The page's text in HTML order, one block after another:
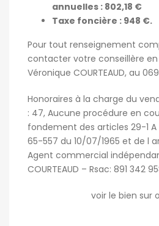
annuelles : 802,18 €
Taxe foncière : 948 €.
Pour tout renseignement
contacter votre conseillère
Véronique COURTEAUD, au
Honoraires à la charge du
: 47, Aucune procédure en
fondement des articles 29-1 A
65-557 du 10/07/1965 et de l
Agent commercial
COURTEAUD – Rsac: 891 342
voir le bien sur